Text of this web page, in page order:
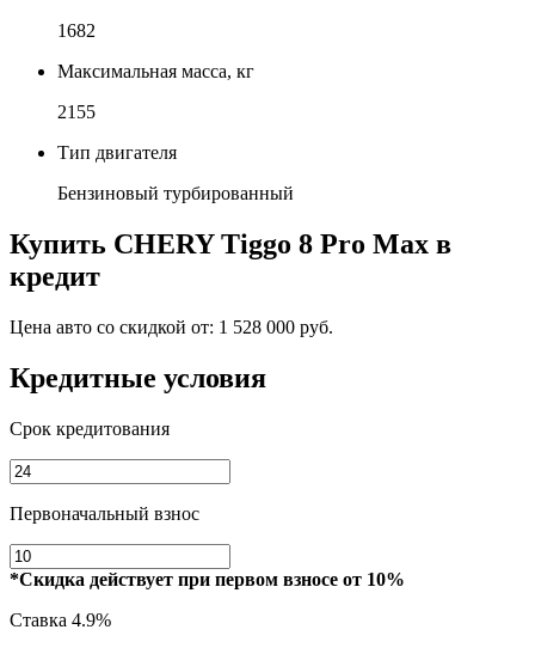
1682
Максимальная масса, кг
2155
Тип двигателя
Бензиновый турбированный
Купить CHERY Tiggo 8 Pro Max в
кредит
Цена авто со скидкой от: 1 528 000 руб.
Кредитные условия
Срок кредитования
Первоначальный взнос
*Скидка действует при первом взносе от 10%
Ставка 4.9%